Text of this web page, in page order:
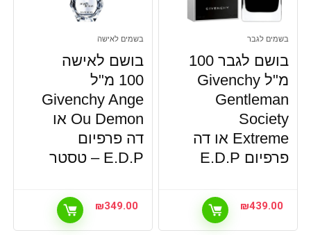
כל הקטגוריות
בשמים לגבר
בושם לגבר 100
מ"ל Givenchy
Gentleman
Society
Extreme או דה
פרפיום E.D.P
₪439.00
בשמים לאישה
בושם לאישה
100 מ"ל
Givenchy Ange
Ou Demon או
דה פרפיום
E.D.P – טסטר
₪349.00